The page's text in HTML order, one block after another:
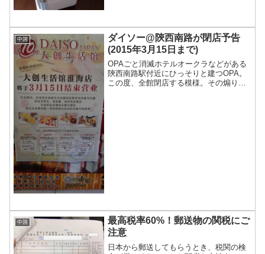
中国
ダイソー@陝西南路が閉店予告
(2015年3月15日まで)
OPAごと消滅ホテルオークラなどがある
陝西南路駅付近にひっそりと建つOPA。
この度、全館閉店する模様。その煽りを
中国
最高税率60%！郵送物の関税にご
注意
日本から郵送してもらうとき、税関の検